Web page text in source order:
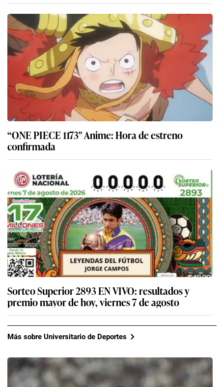
“ONE PIECE 1173″ Anime: Hora de estreno
confirmada
Sorteo Superior 2893 EN VIVO: resultados y
premio mayor de hoy, viernes 7 de agosto
Más sobre Universitario de Deportes